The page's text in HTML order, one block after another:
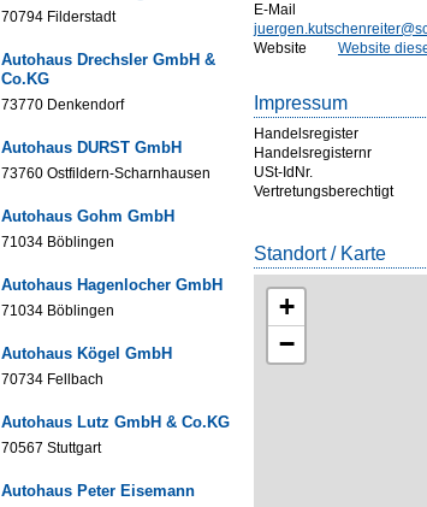
70794 Filderstadt
Autohaus Drechsler GmbH &
Co.KG
73770 Denkendorf
Autohaus DURST GmbH
73760 Ostfildern-Scharnhausen
Autohaus Gohm GmbH
71034 Böblingen
Autohaus Hagenlocher GmbH
71034 Böblingen
Autohaus Kögel GmbH
70734 Fellbach
Autohaus Lutz GmbH & Co.KG
70567 Stuttgart
Autohaus Peter Eisemann
E-Mail
Website
Website
Impressum
Handelsregister
Handelsregisternr
USt-IdNr.
Vertretungsberechtigt
Standort / Karte
+
−